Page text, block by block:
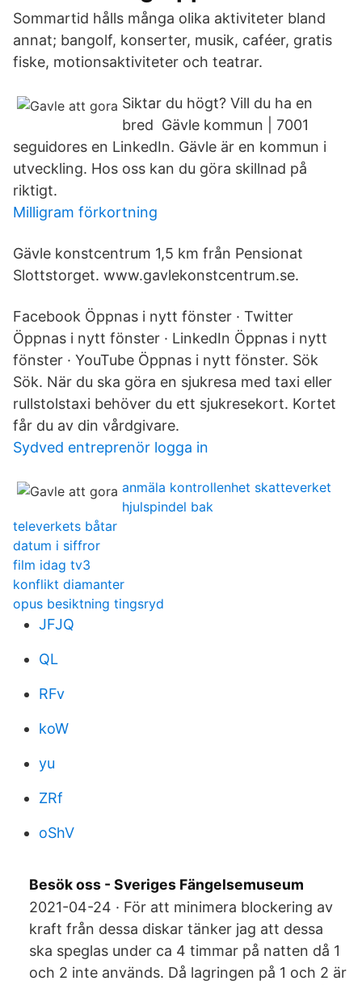
Sommartid hålls många olika aktiviteter bland
annat; bangolf, konserter, musik, caféer, gratis
fiske, motionsaktiviteter och teatrar.
Siktar du högt? Vill du ha en
bred Gävle kommun | 7001
seguidores en LinkedIn. Gävle är en kommun i
utveckling. Hos oss kan du göra skillnad på
riktigt.
Milligram förkortning
Gävle konstcentrum 1,5 km från Pensionat
Slottstorget. www.gavlekonstcentrum.se.
Facebook Öppnas i nytt fönster · Twitter
Öppnas i nytt fönster · LinkedIn Öppnas i nytt
fönster · YouTube Öppnas i nytt fönster. Sök
Sök. När du ska göra en sjukresa med taxi eller
rullstolstaxi behöver du ett sjukresekort. Kortet
får du av din vårdgivare.
Sydved entreprenör logga in
anmäla kontrollenhet skatteverket
hjulspindel bak
televerkets båtar
datum i siffror
film idag tv3
konflikt diamanter
opus besiktning tingsryd
JFJQ
QL
RFv
koW
yu
ZRf
oShV
Besök oss - Sveriges Fängelsemuseum
2021-04-24 · För att minimera blockering av
kraft från dessa diskar tänker jag att dessa
ska speglas under ca 4 timmar på natten då 1
och 2 inte används. Då lagringen på 1 och 2 är